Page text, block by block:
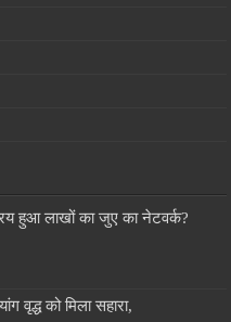
हुआ लाखों का जुए का नेटवर्क?
वृद्ध को मिला सहारा,